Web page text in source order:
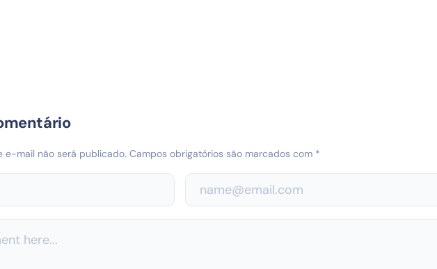
e-mail não será publicado. Campos obrigatórios são marcados com *